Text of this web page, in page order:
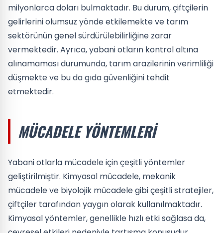
milyonlarca doları bulmaktadır. Bu durum, çiftçilerin
gelirlerini olumsuz yönde etkilemekte ve tarım
sektörünün genel sürdürülebilirliğine zarar
vermektedir. Ayrıca, yabani otların kontrol altına
alınamaması durumunda, tarım arazilerinin verimliliği
düşmekte ve bu da gıda güvenliğini tehdit
etmektedir.
MÜCADELE YÖNTEMLERI
Yabani otlarla mücadele için çeşitli yöntemler
geliştirilmiştir. Kimyasal mücadele, mekanik
mücadele ve biyolojik mücadele gibi çeşitli stratejiler,
çiftçiler tarafından yaygın olarak kullanılmaktadır.
Kimyasal yöntemler, genellikle hızlı etki sağlasa da,